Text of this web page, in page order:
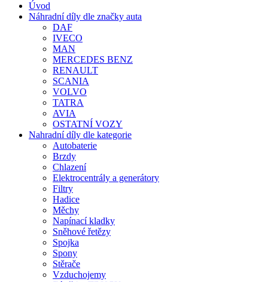
Úvod
Náhradní díly dle značky auta
DAF
IVECO
MAN
MERCEDES BENZ
RENAULT
SCANIA
VOLVO
TATRA
AVIA
OSTATNÍ VOZY
Nahradní díly dle kategorie
Autobaterie
Brzdy
Chlazení
Elektrocentrály a generátory
Filtry
Hadice
Měchy
Napínací kladky
Sněhové řetězy
Spojka
Spony
Stěrače
Vzduchojemy